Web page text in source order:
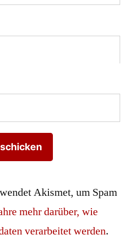
Akismet, um Spam
mehr darüber, wie
verarbeitet werden.